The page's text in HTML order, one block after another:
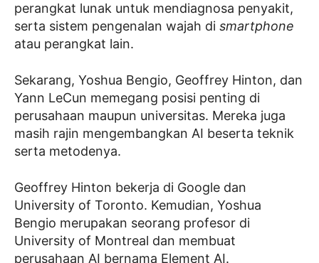
perangkat lunak untuk mendiagnosa penyakit,
serta sistem pengenalan wajah di smartphone
atau perangkat lain.
Sekarang, Yoshua Bengio, Geoffrey Hinton, dan
Yann LeCun memegang posisi penting di
perusahaan maupun universitas. Mereka juga
masih rajin mengembangkan AI beserta teknik
serta metodenya.
Geoffrey Hinton bekerja di Google dan
University of Toronto. Kemudian, Yoshua
Bengio merupakan seorang profesor di
University of Montreal dan membuat
perusahaan AI bernama Element AI.